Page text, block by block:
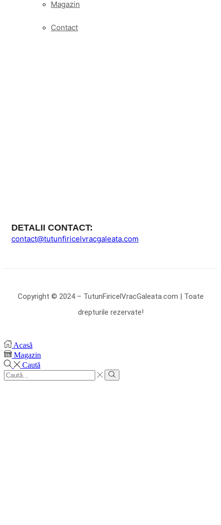
Magazin
Contact
DETALII CONTACT:
contact@tutunfiricelvracgaleata.com
Copyright © 2024 – TutunFiricelVracGaleata.com | Toate
drepturile rezervate!
Acasă
Magazin
Caută
Search
input
Cauta